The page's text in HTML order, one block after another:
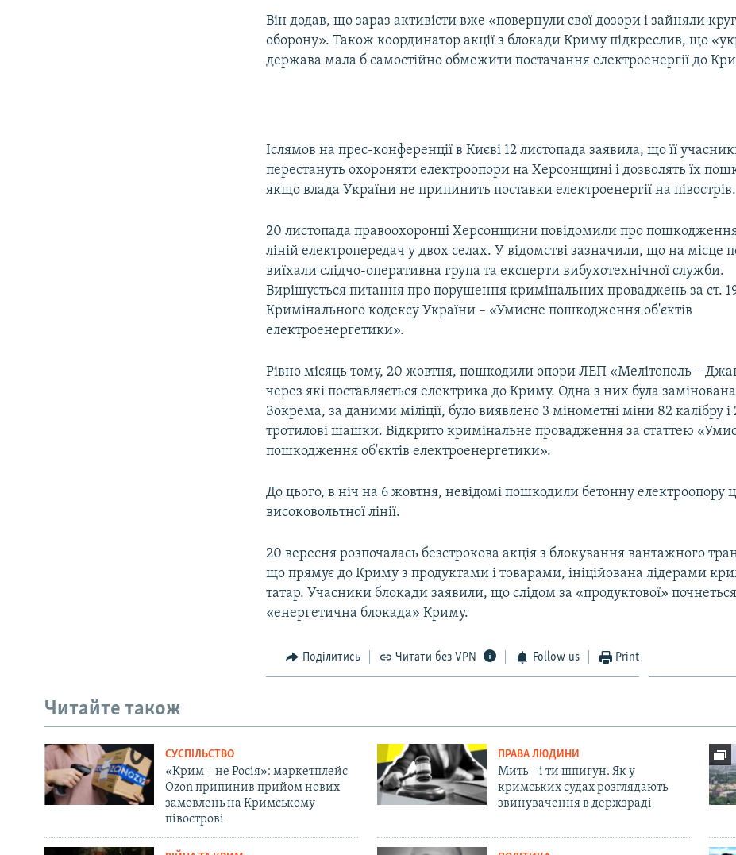
Він додав, що зараз активісти вже «повернули свої дозори і зайняли
оборону». Також координатор акції з блокади Криму підкреслив, що
держава мала б самостійно обмежити постачання електроенергії до
Іслямов на прес-конференції в Києві 12 листопада заявила, що її
перестануть охороняти електроопори на Херсонщині і дозволять їх
якщо влада України не припинить поставки електроенергії на півострів.
20 листопада правоохоронці Херсонщини повідомили про
ліній електропередач у двох селах. У відомстві зазначили, що на місце
виїхали слідчо-оперативна група та експерти вибухотехнічної служби.
Вирішується питання про порушення кримінальних проваджень за ст.
Кримінального кодексу України – «Умисне пошкодження об'єктів
електроенергетики».
Рівно місяць тому, 20 жовтня, пошкодили опори ЛЕП «Мелітополь –
через які поставляється електрика до Криму. Одна з них була
Зокрема, за даними міліції, було виявлено 3 мінометні міни 82 калібру і
тротилові шашки. Відкрито кримінальне провадження за статтею
пошкодження об'єктів електроенергетики».
До цього, в ніч на 6 жовтня, невідомі пошкодили бетонну електроопору
високовольтної лінії.
20 вересня розпочалась безстрокова акція з блокування вантажного
що прямує до Криму з продуктами і товарами, ініційована лідерами
татар. Учасники блокади заявили, що слідом за «продуктової» почнеться
«енергетична блокада» Криму.
Поділитись Читати без VPN Follow us Print
Читайте також
СУСПІЛЬСТВО
«Крим – не Росія»: маркетплейс
Ozon припинив прийом нових
замовлень на Кримському
півострові
ПРАВА ЛЮДИНИ
Мить – і ти шпигун. Як у
кримських судах розглядають
звинувачення в держзраді